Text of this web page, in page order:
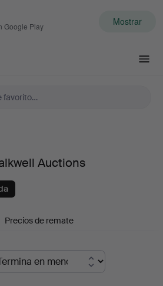
Google Play Mostrar
Auctions
Precios de remate